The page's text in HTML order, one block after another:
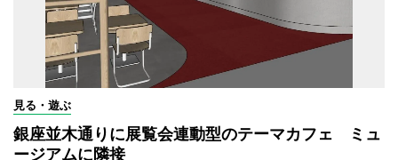
見る・遊ぶ
銀座並木通りに展覧会連動型のテーマカフェ ミュ
ージアムに隣接